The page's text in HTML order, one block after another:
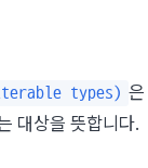
types) 은
대상을 뜻합니다.